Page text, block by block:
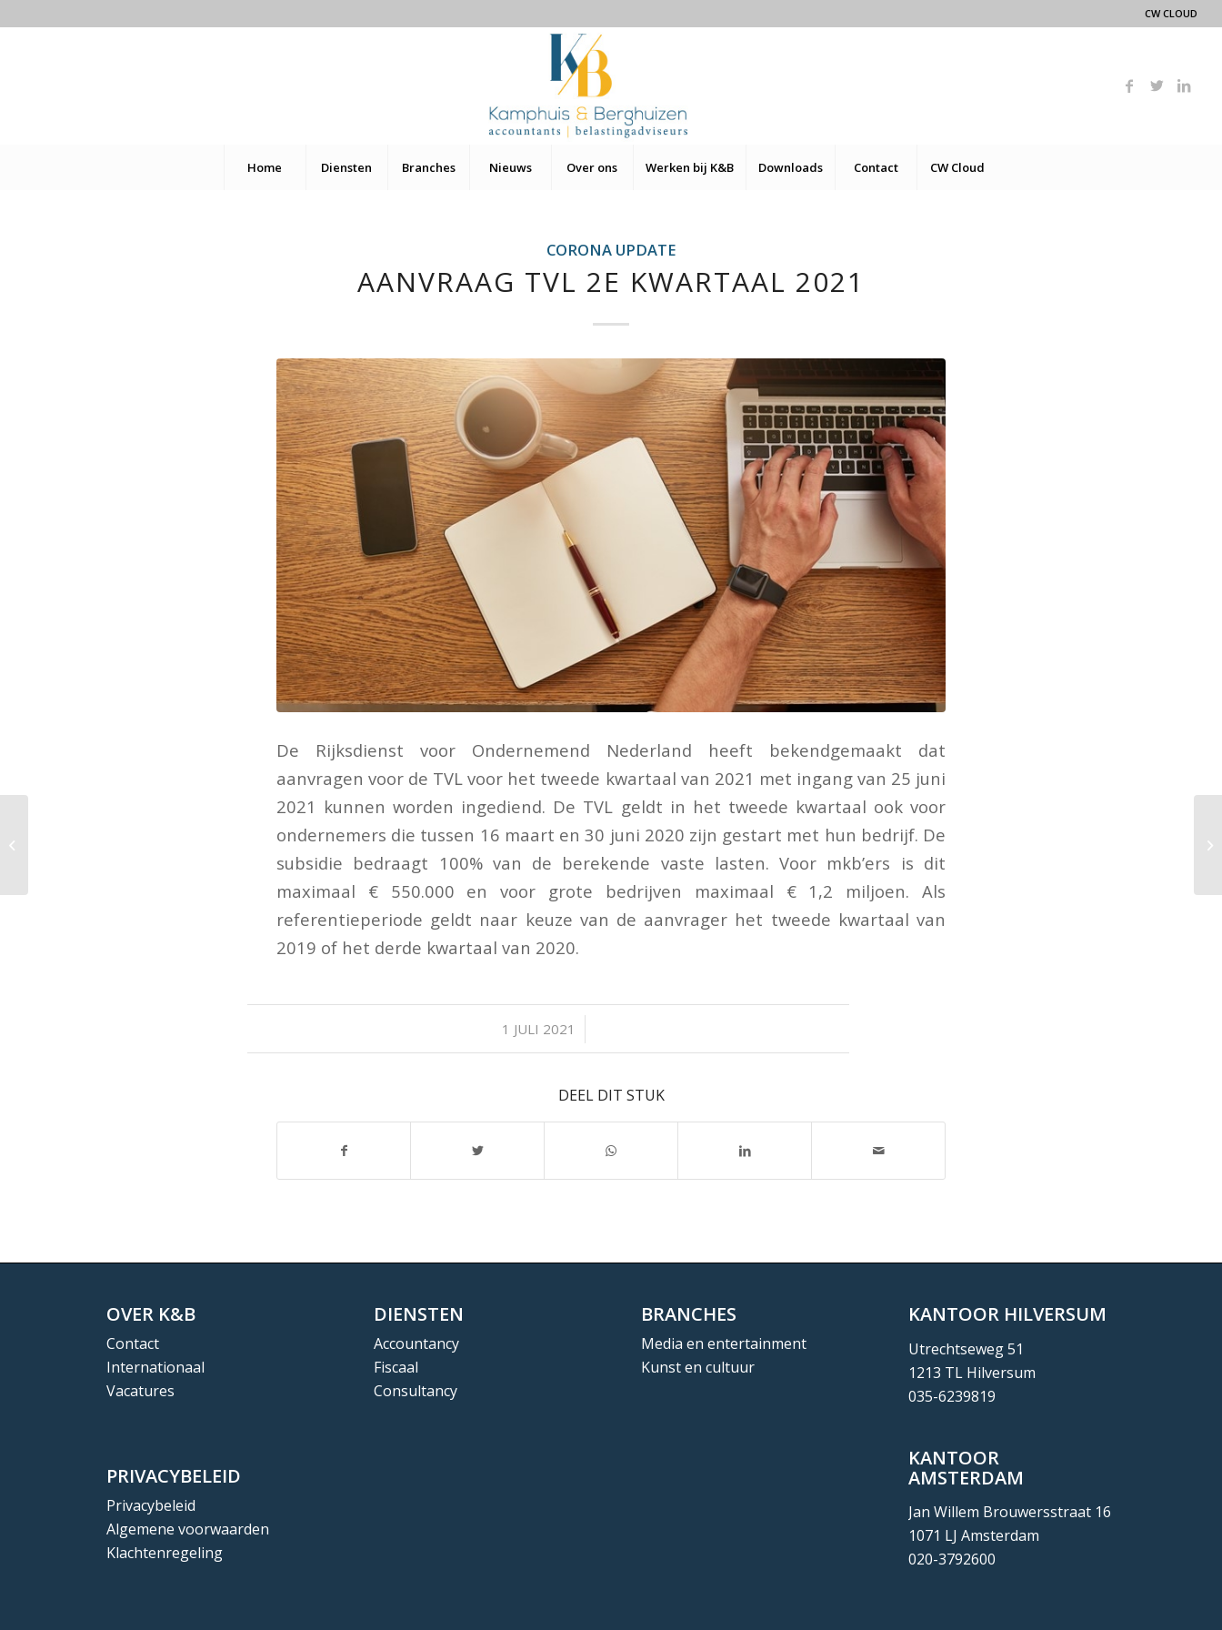
CW CLOUD
Home Diensten Branches Nieuws Over ons Werken bij K&B Downloads Contact CW Cloud
CORONA UPDATE
AANVRAAG TVL 2E KWARTAAL 2021
De Rijksdienst voor Ondernemend Nederland heeft bekendgemaakt dat
aanvragen voor de TVL voor het tweede kwartaal van 2021 met ingang van 25 juni
2021 kunnen worden ingediend. De TVL geldt in het tweede kwartaal ook voor
ondernemers die tussen 16 maart en 30 juni 2020 zijn gestart met hun bedrijf. De
subsidie bedraagt 100% van de berekende vaste lasten. Voor mkb’ers is dit
maximaal € 550.000 en voor grote bedrijven maximaal € 1,2 miljoen. Als
referentieperiode geldt naar keuze van de aanvrager het tweede kwartaal van
2019 of het derde kwartaal van 2020.
1 JULI 2021
/
DEEL DIT STUK
OVER K&B
Contact
Internationaal
Vacatures
PRIVACYBELEID
Privacybeleid
Algemene voorwaarden
Klachtenregeling
DIENSTEN
Accountancy
Fiscaal
Consultancy
BRANCHES
Media en entertainment
Kunst en cultuur
KANTOOR HILVERSUM
Utrechtseweg 51
1213 TL Hilversum
035-6239819
KANTOOR
AMSTERDAM
Jan Willem Brouwersstraat 16
1071 LJ Amsterdam
020-3792600